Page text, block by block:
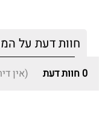
חוות דעת על
0 חוות דעת (אין